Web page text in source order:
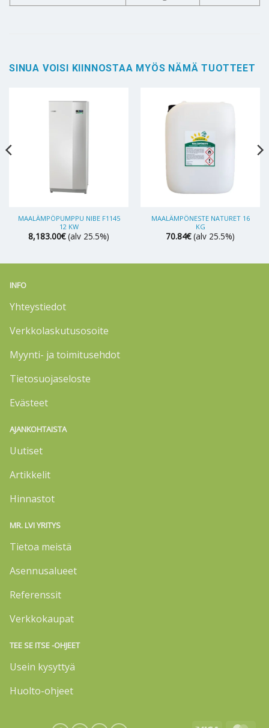
SINUA VOISI KIINNOSTAA MYÖS NÄMÄ TUOTTEET
MAALÄMPÖPUMPPU NIBE F1145
12 KW
8,183.00€ (alv 25.5%)
MAALÄMPÖNESTE NATURET 16
KG
70.84€ (alv 25.5%)
INFO
Yhteystiedot
Verkkolaskutusosoite
Myynti- ja toimitusehdot
Tietosuojaseloste
Evästeet
AJANKOHTAISTA
Uutiset
Artikkelit
Hinnastot
MR. LVI YRITYS
Tietoa meistä
Asennusalueet
Referenssit
Verkkokaupat
TEE SE ITSE -OHJEET
Usein kysyttyä
Huolto-ohjeet